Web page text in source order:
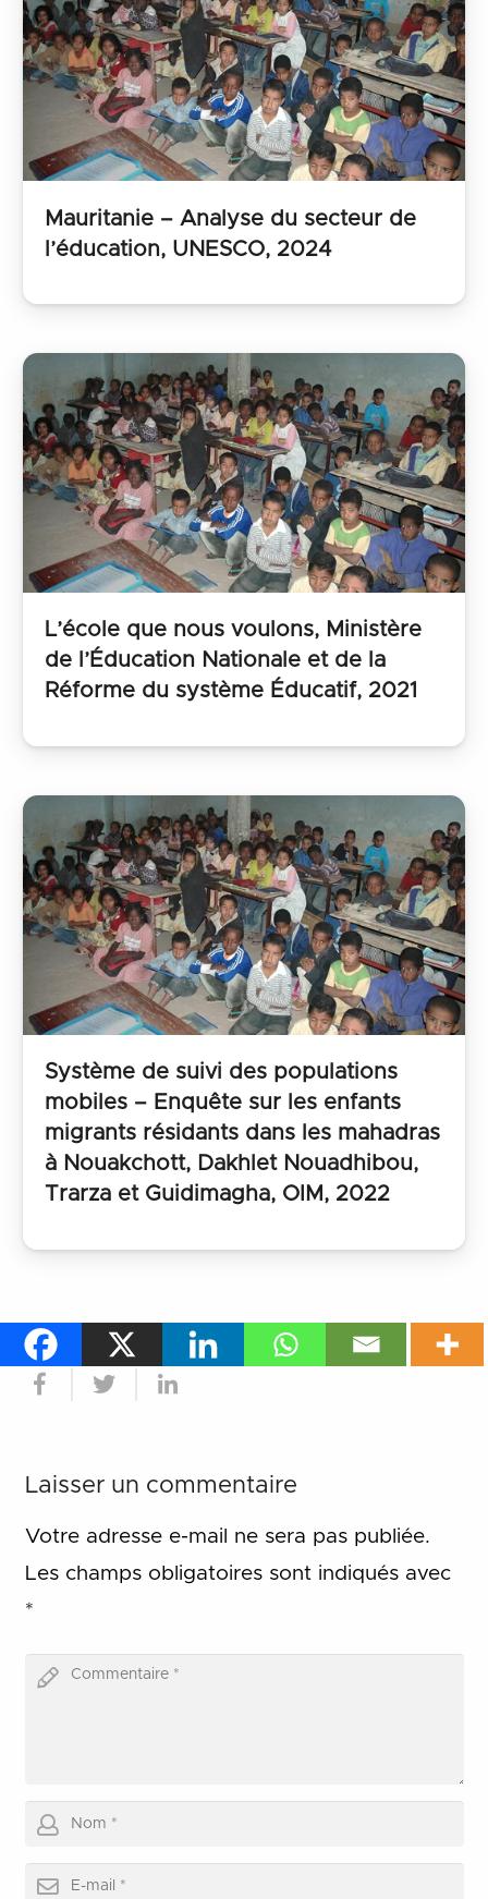
Mauritanie – Analyse du secteur de
l’éducation, UNESCO, 2024
L’école que nous voulons, Ministère
de l’Éducation Nationale et de la
Réforme du système Éducatif, 2021
Système de suivi des populations
mobiles – Enquête sur les enfants
migrants résidants dans les mahadras
à Nouakchott, Dakhlet Nouadhibou,
Trarza et Guidimagha, OIM, 2022
Laisser un commentaire
Votre adresse e-mail ne sera pas publiée.
Les champs obligatoires sont indiqués avec
*